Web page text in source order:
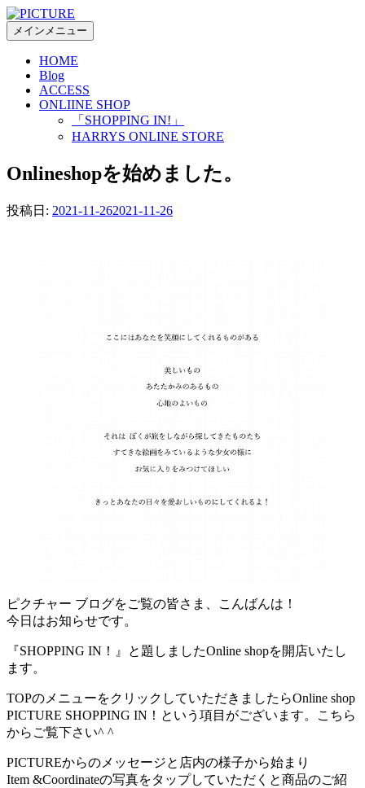
コ
ン
プ
メインメニュー
HOME
Blog
ACCESS
ONLIINE SHOP
「SHOPPING IN!」
HARRYS ONLINE STORE
Onlineshopを始めました。
投稿日: 2021-11-262021-11-26
ピクチャー ブログをご覧の皆さま、こんばんは！
今日はお知らせです。
『SHOPPING IN！』と題しましたOnline shopを開店いたし
ます。
TOPのメニューをクリックしていただきましたらOnline shop
PICTURE SHOPPING IN！という項目がございます。こちら
からご覧下さい^ ^
PICTUREからのメッセージと店内の様子から始まり
Item &Coordinateの写真をタップしていただくと商品のご紹